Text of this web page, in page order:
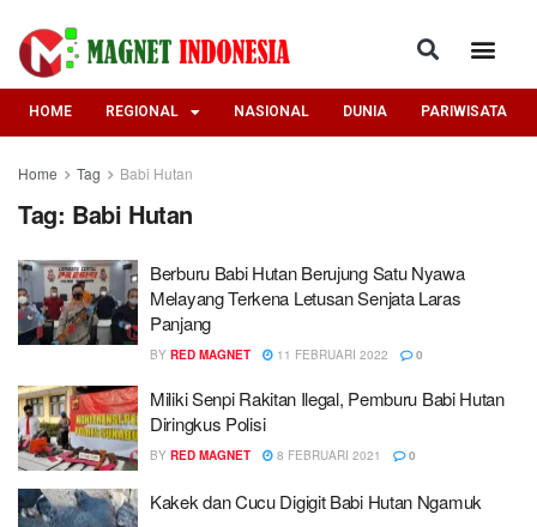
HOME REGIONAL NASIONAL DUNIA PARIWISATA
Home Tag Babi Hutan
Tag: Babi Hutan
Berburu Babi Hutan Berujung Satu Nyawa
Melayang Terkena Letusan Senjata Laras
Panjang
BY RED MAGNET 11 FEBRUARI 2022 0
Miliki Senpi Rakitan Ilegal, Pemburu Babi Hutan
Diringkus Polisi
BY RED MAGNET 8 FEBRUARI 2021 0
Kakek dan Cucu Digigit Babi Hutan Ngamuk